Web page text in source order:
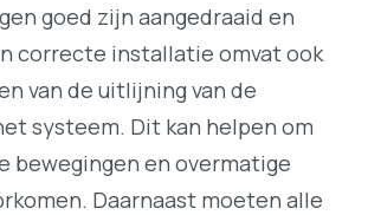
goed zijn aangedraaid en
correcte installatie omvat ook
van de uitlijning van de
systeem. Dit kan helpen om
bewegingen en overmatige
Daarnaast moeten alle